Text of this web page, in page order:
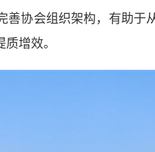
会组织架构，有助于从
增效。